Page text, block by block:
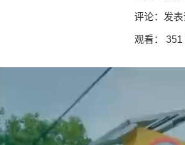
评论： 发
观看： 351